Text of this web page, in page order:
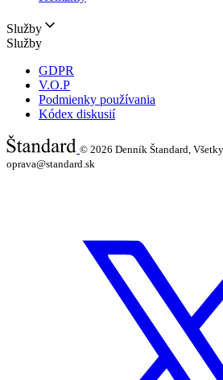
Služby
Služby
GDPR
V.O.P
Podmienky používania
Kódex diskusií
© 2026 Denník Štandard,
oprava@standard.sk